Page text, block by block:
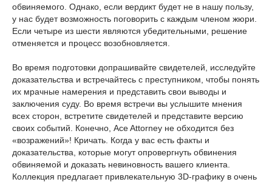
обвиняемого. Однако, если вердикт будет не в нашу пользу,
у нас будет возможность поговорить с каждым членом жюри.
Если четыре из шести являются убедительными, решение
отменяется и процесс возобновляется.
Во время подготовки допрашивайте свидетелей, исследуйте
доказательства и встречайтесь с преступником, чтобы понять
их мрачные намерения и представить свои выводы и
заключения суду. Во время встречи вы услышите мнения
всех сторон, встретите свидетелей и представите версию
своих событий. Конечно, Ace Attorney не обходится без
«возражений»! Кричать. Когда у вас есть факты и
доказательства, которые могут опровергнуть обвинения
обвиняемой и доказать невиновность вашего клиента.
Коллекция предлагает привлекательную 3D-графику в очень